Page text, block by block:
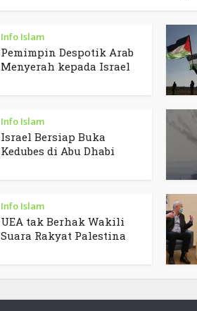
Info Islam
Pemimpin Despotik Arab
Menyerah kepada Israel
Info Islam
Israel Bersiap Buka
Kedubes di Abu Dhabi
Info Islam
UEA tak Berhak Wakili
Suara Rakyat Palestina